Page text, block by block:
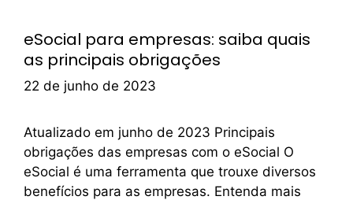
eSocial para empresas: saiba quais
as principais obrigações
22 de junho de 2023
Atualizado em junho de 2023 Principais
obrigações das empresas com o eSocial O
eSocial é uma ferramenta que trouxe diversos
benefícios para as empresas. Entenda mais